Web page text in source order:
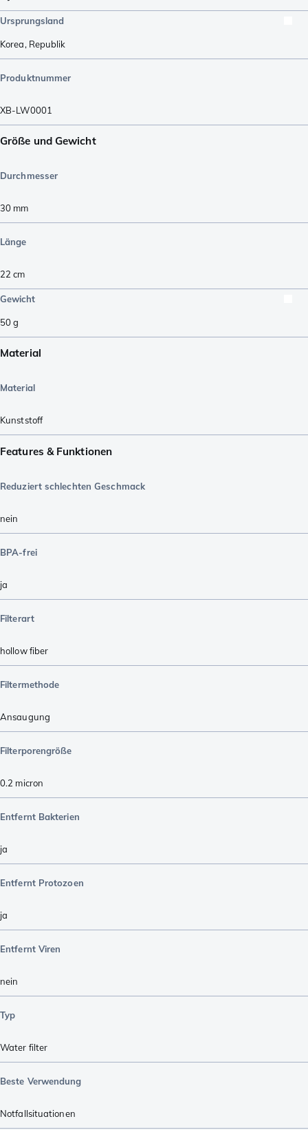
Ursprungsland
Korea, Republik
Produktnummer
XB-LW0001
Größe und Gewicht
Durchmesser
30 mm
Länge
22 cm
Gewicht
50g
Material
Material
Kunststoff
Features & Funktionen
Reduziert schlechten Geschmack
nein
BPA-frei
ja
Filterart
hollow fiber
Filtermethode
Ansaugung
Filterporengröße
0.2 micron
Entfernt Bakterien
ja
Entfernt Protozoen
ja
Entfernt Viren
nein
Typ
Water filter
Beste Verwendung
Notfallsituationen